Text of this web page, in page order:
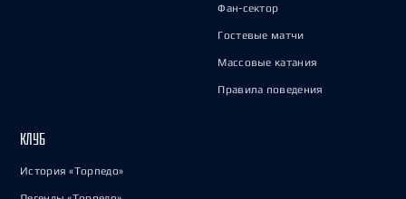
Фан-сектор
Гостевые матчи
Массовые катания
Правила поведения
КЛУБ
История «Торпедо»